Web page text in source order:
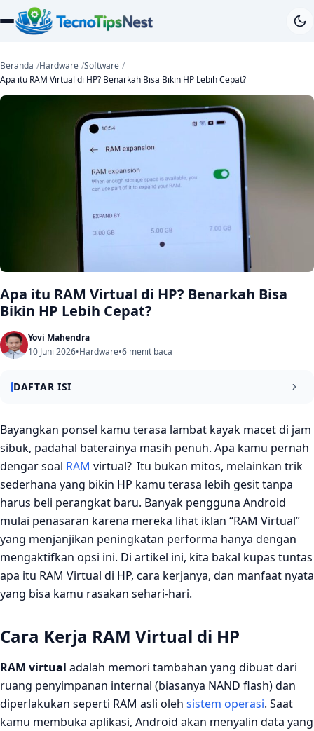
Beranda Hardware Software
Apa itu RAM Virtual di HP? Benarkah Bisa Bikin HP Lebih Cepat?
Apa itu RAM Virtual di HP? Benarkah Bisa
Bikin HP Lebih Cepat?
Yovi Mahendra
10 Juni 2026•Hardware•6 menit baca
DAFTAR ISI
Cara Kerja RAM Virtual di HP
Keuntungan Utama RAM Virtual untuk Ponsel
Kapan dan Mengapa Kamu Harus Mengaktifkan RAM
Virtual?
Tips Mengoptimalkan RAM Virtual
Penutup
Bayangkan ponsel kamu terasa lambat kayak macet di jam
sibuk, padahal baterainya masih penuh. Apa kamu pernah
dengar soal RAM virtual? Itu bukan mitos, melainkan trik
sederhana yang bikin HP kamu terasa lebih gesit tanpa
harus beli perangkat baru. Banyak pengguna Android
mulai penasaran karena mereka lihat iklan “RAM Virtual”
yang menjanjikan peningkatan performa hanya dengan
mengaktifkan opsi ini. Di artikel ini, kita bakal kupas tuntas
apa itu RAM Virtual di HP, cara kerjanya, dan manfaat nyata
yang bisa kamu rasakan sehari‑hari.
Cara Kerja RAM Virtual di HP
RAM virtual adalah memori tambahan yang dibuat dari
ruang penyimpanan internal (biasanya NAND flash) dan
diperlakukan seperti RAM asli oleh sistem operasi. Saat
kamu membuka aplikasi, Android akan menyalin data yang